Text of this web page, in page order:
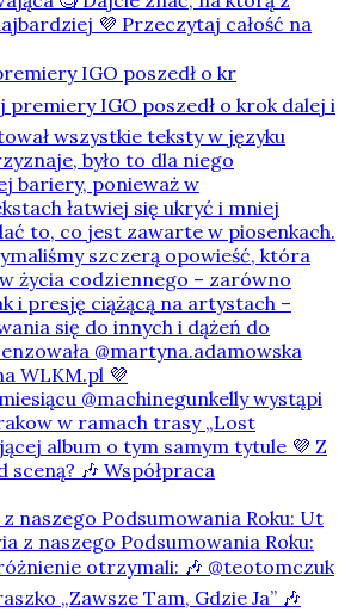
IGO poszedł o kr
naszego Podsumowania Roku: Ut